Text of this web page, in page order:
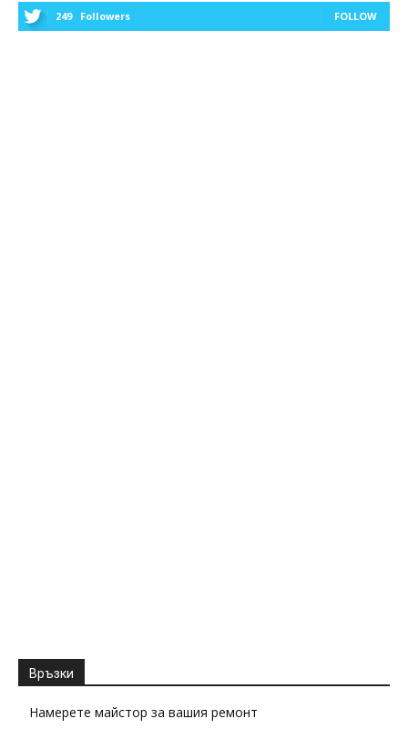
249 Followers FOLLOW
Връзки
Намерете майстор за вашия ремонт